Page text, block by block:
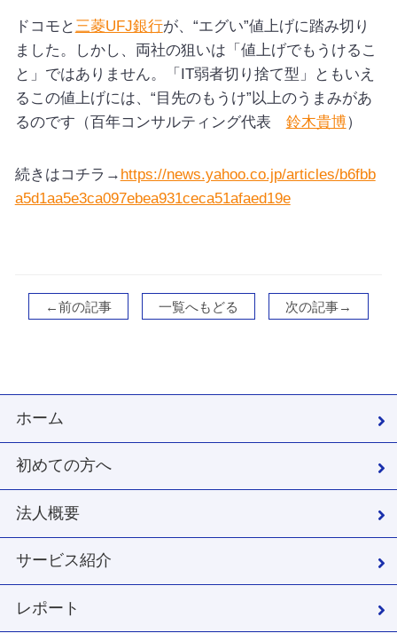
ドコモと三菱UFJ銀行が、“エグい”値上げに踏み切り
ました。しかし、両社の狙いは「値上げでもうけるこ
と」ではありません。「IT弱者切り捨て型」ともいえ
るこの値上げには、“目先のもうけ”以上のうまみがあ
るのです（百年コンサルティング代表 鈴木貴博）
続きはコチラ→ https://news.yahoo.co.jp/articles/b6fbb
a5d1aa5e3ca097ebea931ceca51afaed19e
←前の記事 一覧へもどる 次の記事→
ホーム
初めての方へ
法人概要
サービス紹介
レポート